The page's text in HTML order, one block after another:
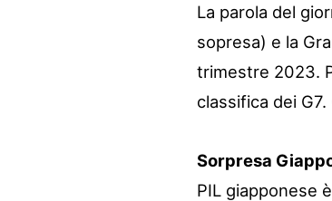
La parola del
sopresa) e la
trimestre 2023.
classifica dei
Sorpresa
PIL giapponese